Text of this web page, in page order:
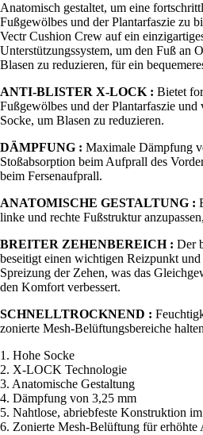
Anatomisch gestaltet, um eine
Fußgewölbes und der Plantarfaszie zu
Vectr Cushion Crew auf ein
Unterstützungssystem, um den Fuß an
Blasen zu reduzieren, für ein
ANTI-BLISTER X-LOCK : Bietet
Fußgewölbes und der Plantarfaszie
Socke, um Blasen zu reduzieren.
DÄMPFUNG : Maximale Dämpfung
Stoßabsorption beim Aufprall des
beim Fersenaufprall.
ANATOMISCHE GESTALTUNG :
linke und rechte Fußstruktur
BREITER ZEHENBEREICH : Der
beseitigt einen wichtigen Reizpunkt
Spreizung der Zehen, was das
den Komfort verbessert.
SCHNELLTROCKNEND :
zonierte Mesh-Belüftungsbereiche
1. Hohe Socke
2. X-LOCK Technologie
3. Anatomische Gestaltung
4. Dämpfung von 3,25 mm
5. Nahtlose, abriebfeste Konstruktion
6. Zonierte Mesh-Belüftung für erhöhte